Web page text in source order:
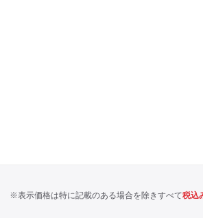
※表示価格は特に記載のある場合を除きすべて税込